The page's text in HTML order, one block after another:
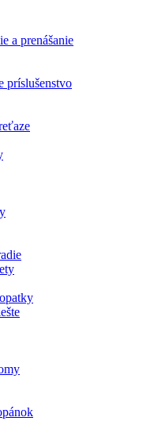
a prenášanie
príslušenstvo